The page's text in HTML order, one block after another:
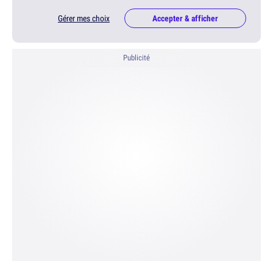
Gérer mes choix Accepter & afficher
Publicité